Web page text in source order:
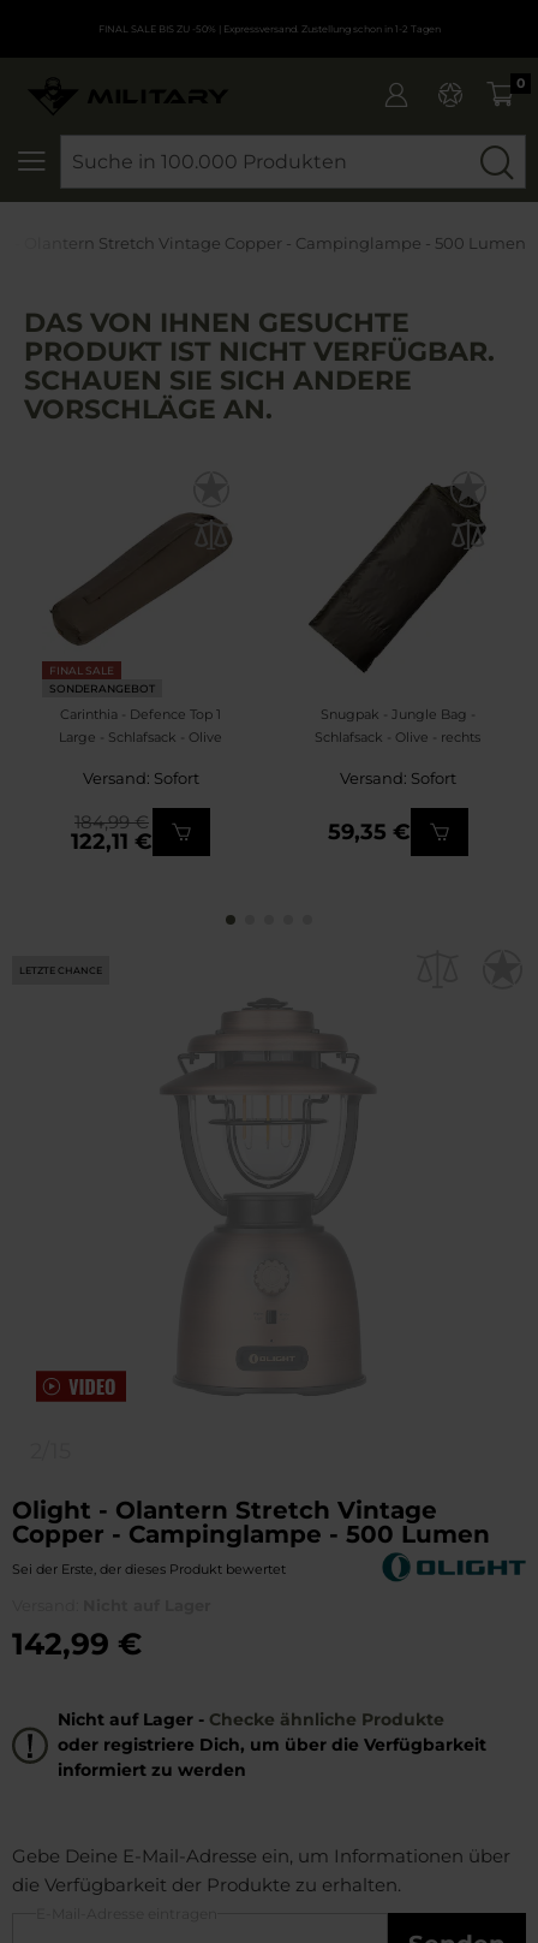
FINAL SALE BIS ZU -50% | Expressversand. Zustellung schon in 1-2 Tagen
0
- Olantern Stretch Vintage Copper - Campinglampe - 500 Lumen
DAS VON IHNEN GESUCHTE
PRODUKT IST NICHT VERFÜGBAR.
SCHAUEN SIE SICH ANDERE
VORSCHLÄGE AN.
FINAL SALE
SONDERANGEBOT
Carinthia - Defence Top 1
Large - Schlafsack - Olive
Versand: Sofort
122,11 €
184,99 €
Snugpak - Jungle Bag -
Schlafsack - Olive - rechts
Versand: Sofort
59,35 €
LETZTE CHANCE
Olight - Olantern Stretch Vintage
Copper - Campinglampe - 500 Lumen
Sei der Erste, der dieses Produkt bewertet
142,99 €
Nicht auf Lager - Checke ähnliche Produkte
oder registriere Dich, um über die Verfügbarkeit
informiert zu werden
Gebe Deine E-Mail-Adresse ein, um Informationen über
die Verfügbarkeit der Produkte zu erhalten.